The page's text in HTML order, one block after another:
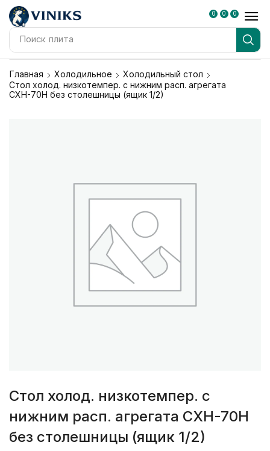
Поиск плита
0 0 0
Главная Холодильное
Холодильный стол
Стол холод. низкотемпер. с нижним расп. агрегата
СХН-70Н без столешницы (ящик 1/2)
Стол холод. низкотемпер. с
нижним расп. агрегата СХН-70Н
без столешницы (ящик 1/2)